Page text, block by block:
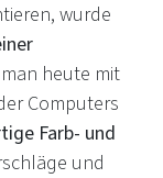
wurde
heute mit
Computers
Farb- und
und